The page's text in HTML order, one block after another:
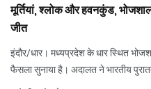
मूर्तियां, श्लोक और हवनकुंड,
जीत
इंदौर/धार। मध्यप्रदेश के धार स्थित
फैसला सुनाया है। अदालत ने भारतीय
चली एएसआई वैज्ञानिक सर्वे में भोजशाला